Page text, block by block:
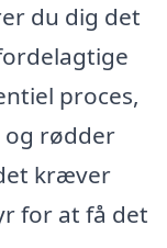
du dig det
proces,
rødder
kræver
for at få det